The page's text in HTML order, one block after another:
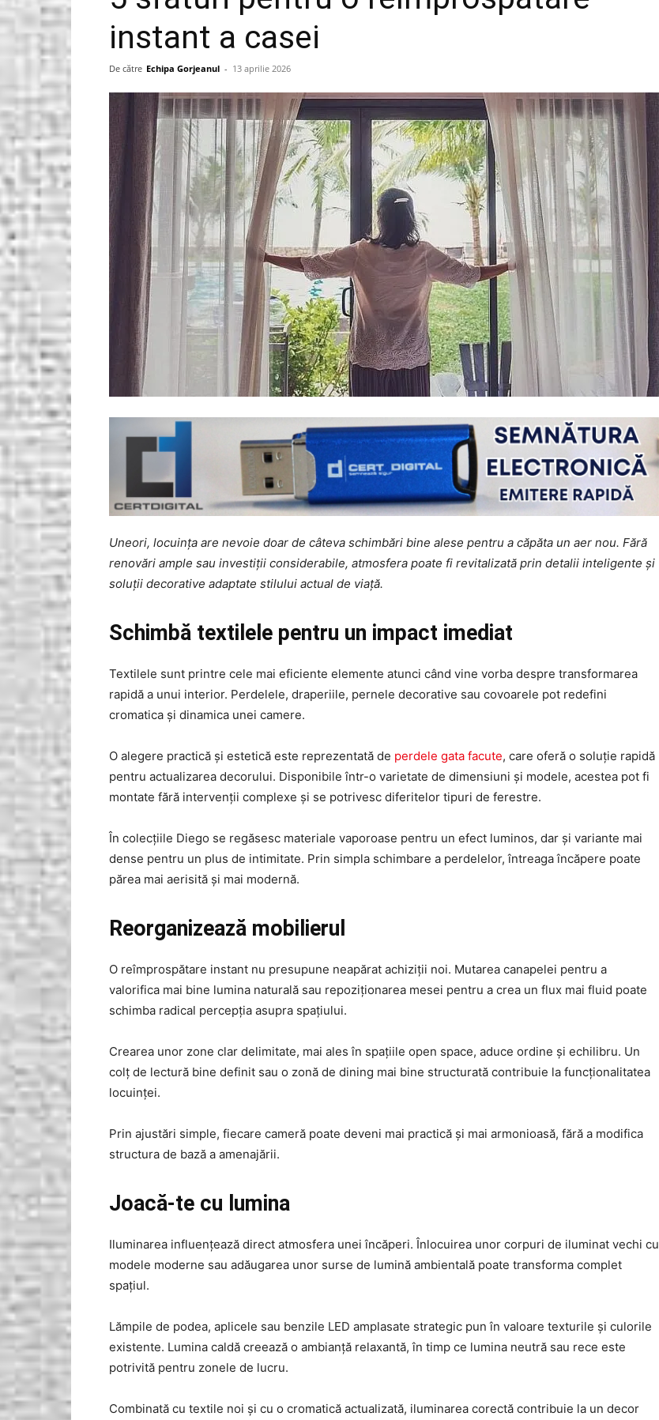
Gorjeanul.ro
instant a casei
De către Echipa Gorjeanul - 13 aprilie 2026
Uneori, locuința are nevoie doar de câteva schimbări bine alese pentru a căpăta un aer nou. Fără
renovări ample sau investiții considerabile, atmosfera poate fi revitalizată prin detalii inteligente și
soluții decorative adaptate stilului actual de viață.
Schimbă textilele pentru un impact imediat
Textilele sunt printre cele mai eficiente elemente atunci când vine vorba despre transformarea
rapidă a unui interior. Perdelele, draperiile, pernele decorative sau covoarele pot redefini
cromatica și dinamica unei camere.
O alegere practică și estetică este reprezentată de perdele gata facute, care oferă o soluție rapidă
pentru actualizarea decorului. Disponibile într-o varietate de dimensiuni și modele, acestea pot fi
montate fără intervenții complexe și se potrivesc diferitelor tipuri de ferestre.
În colecțiile Diego se regăsesc materiale vaporoase pentru un efect luminos, dar și variante mai
dense pentru un plus de intimitate. Prin simpla schimbare a perdelelor, întreaga încăpere poate
părea mai aerisită și mai modernă.
Reorganizează mobilierul
O reîmprospătare instant nu presupune neapărat achiziții noi. Mutarea canapelei pentru a
valorifica mai bine lumina naturală sau repoziționarea mesei pentru a crea un flux mai fluid poate
schimba radical percepția asupra spațiului.
Crearea unor zone clar delimitate, mai ales în spațiile open space, aduce ordine și echilibru. Un
colț de lectură bine definit sau o zonă de dining mai bine structurată contribuie la funcționalitatea
locuinței.
Prin ajustări simple, fiecare cameră poate deveni mai practică și mai armonioasă, fără a modifica
structura de bază a amenajării.
Joacă-te cu lumina
Iluminarea influențează direct atmosfera unei încăperi. Înlocuirea unor corpuri de iluminat vechi cu
modele moderne sau adăugarea unor surse de lumină ambientală poate transforma complet
spațiul.
Lămpile de podea, aplicele sau benzile LED amplasate strategic pun în valoare texturile și culorile
existente. Lumina caldă creează o ambianță relaxantă, în timp ce lumina neutră sau rece este
potrivită pentru zonele de lucru.
Combinată cu textile noi și cu o cromatică actualizată, iluminarea corectă contribuie la un decor